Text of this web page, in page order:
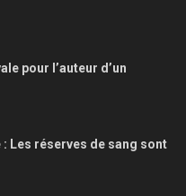
pour l’auteur d’un
: Les réserves de sang sont